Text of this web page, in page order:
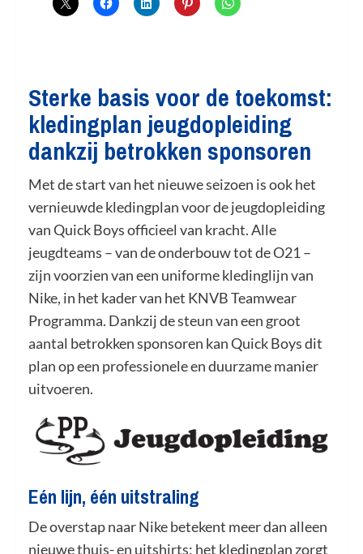
Sterke basis voor de toekomst:
kledingplan jeugdopleiding
dankzij betrokken sponsoren
Met de start van het nieuwe seizoen is ook het
vernieuwde kledingplan voor de jeugdopleiding
van Quick Boys officieel van kracht. Alle
jeugdteams – van de onderbouw tot de O21 –
zijn voorzien van een uniforme kledinglijn van
Nike, in het kader van het KNVB Teamwear
Programma. Dankzij de steun van een groot
aantal betrokken sponsoren kan Quick Boys dit
plan op een professionele en duurzame manier
uitvoeren.
Eén lijn, één uitstraling
De overstap naar Nike betekent meer dan alleen
nieuwe thuis- en uitshirts: het kledingplan zorgt